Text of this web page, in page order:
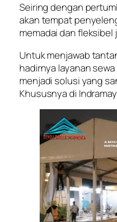
Seiring dengan
akan tempat
memadai dan
Untuk menjawab
hadirnya layanan
menjadi solusi yang
Khususnya di